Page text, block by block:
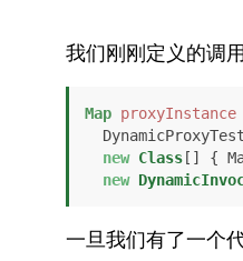
我们刚刚定义的调
Map proxyInstance
new Class[] {
new
一旦我们有了一个